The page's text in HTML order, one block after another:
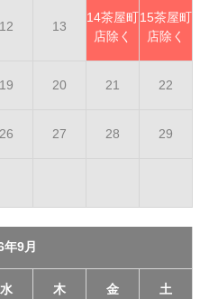
12 13
14茶屋町
店除く
15茶屋町
店除く
19 20 21 22
26 27 28 29
年9月
水 木 金 土